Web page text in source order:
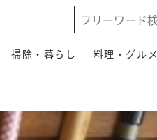
掃除・暮らし 料理・グルメ